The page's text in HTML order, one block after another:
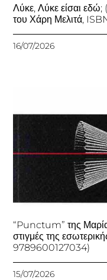
Λύκε, Λύκε είσαι
του Χάρη Μελιτά,
16/07/2026
“Punctum” της
στιγμές της
9789600127034)
15/07/2026